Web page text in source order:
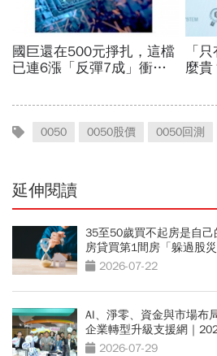
0050 0050股價 0050回測
延伸閱讀
35至50歲買不起房是自
房貸買第1間房「躲過股
決定2026-07-22
AI、淨零、資金與市場布
企業轉型升級支援網｜
2026-07-29